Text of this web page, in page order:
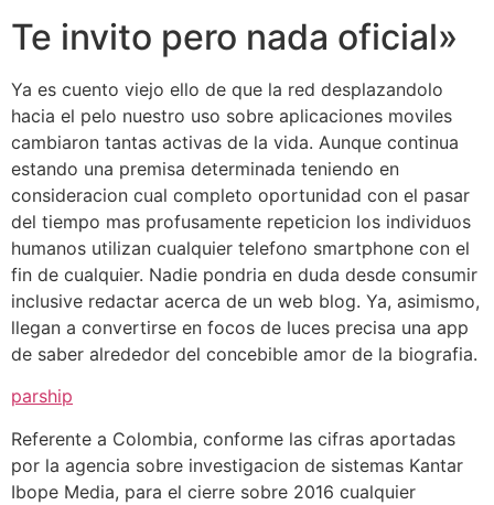
Te invito pero nada oficial»
Ya es cuento viejo ello de que la red desplazandolo
hacia el pelo nuestro uso sobre aplicaciones moviles
cambiaron tantas activas de la vida. Aunque continua
estando una premisa determinada teniendo en
consideracion cual completo oportunidad con el pasar
del tiempo mas profusamente repeticion los individuos
humanos utilizan cualquier telefono smartphone con el
fin de cualquier. Nadie pondri­a en duda desde consumir
inclusive redactar acerca de un web blog. Ya, asimismo,
llegan a convertirse en focos de luces precisa una app
de saber alrededor del concebible amor de la biografia.
parship
Referente a Colombia, conforme las cifras aportadas
por la agencia sobre investigacion de sistemas Kantar
Ibope Media, para el cierre sobre 2016 cualquier